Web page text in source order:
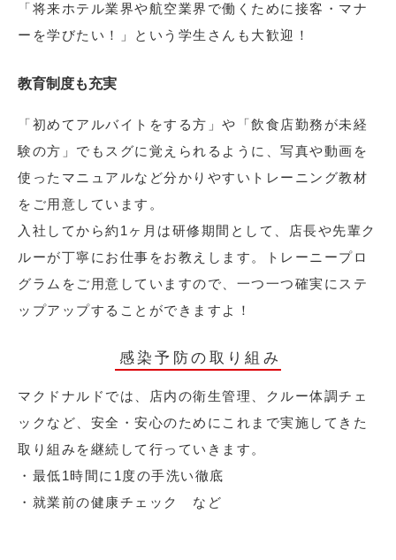
「将来ホテル業界や航空業界で働くために接客・マナ
ーを学びたい！」という学生さんも大歓迎！
教育制度も充実
「初めてアルバイトをする方」や「飲食店勤務が未経
験の方」でもスグに覚えられるように、写真や動画を
使ったマニュアルなど分かりやすいトレーニング教材
をご用意しています。
入社してから約1ヶ月は研修期間として、店長や先輩ク
ルーが丁寧にお仕事をお教えします。トレーニープロ
グラムをご用意していますので、一つ一つ確実にステ
ップアップすることができますよ！
感染予防の取り組み
マクドナルドでは、店内の衛生管理、クルー体調チェ
ックなど、安全・安心のためにこれまで実施してきた
取り組みを継続して行っていきます。
・最低1時間に1度の手洗い徹底
・就業前の健康チェック など